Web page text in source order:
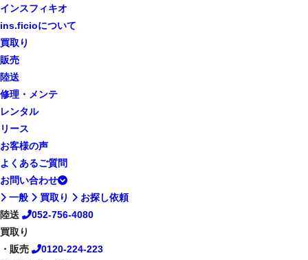
インスフィキオ
ins.ficioについて
買取り
販売
陸送
修理・メンテ
レンタル
リース
お客様の声
よくあるご質問
お問い合わせ
一般
買取り
お探し依頼
陸送
052-756-4080
買取り
・販売
0120-224-223